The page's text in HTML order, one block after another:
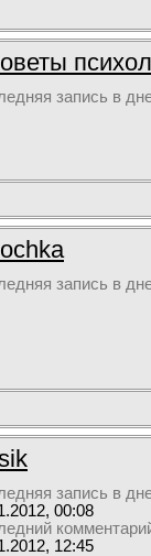
запись в
запись в
запись в
00:08
12:45